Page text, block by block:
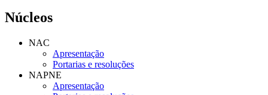
Núcleos
NAC
Apresentação
Portarias e resoluções
NAPNE
Apresentação